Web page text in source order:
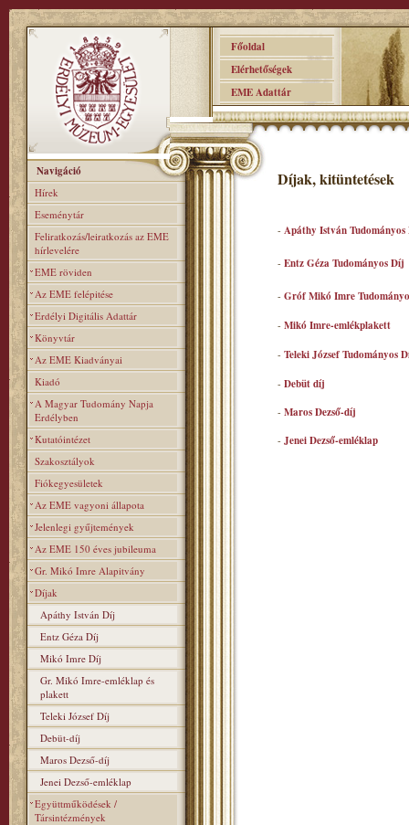
Főoldal
Elérhetőségek
EME Adattár
Navigáció
Hírek
Eseménytár
Feliratkozás/leiratkozás az EME
hírlevelére
EME röviden
Az EME felépitése
Erdélyi Digitális Adattár
Könyvtár
Az EME Kiadványai
Kiadó
A Magyar Tudomány Napja
Erdélyben
Kutatóintézet
Szakosztályok
Fiókegyesületek
Az EME vagyoni állapota
Jelenlegi gyűjtemények
Az EME 150 éves jubileuma
Gr. Mikó Imre Alapitvány
Díjak
Apáthy István Díj
Entz Géza Díj
Mikó Imre Díj
Gr. Mikó Imre-emléklap és
plakett
Teleki József Díj
Debüt-díj
Maros Dezső-díj
Jenei Dezső-emléklap
Együttműködések /
Társintézmények
Díjak, kitüntetések
- Apáthy István
- Entz Géza Tudományos Díj
- Gróf Mikó Imre
- Mikó Imre-emlékplakett
- Teleki József Tudományos
- Debüt díj
- Maros Dezső-díj
- Jenei Dezső-emléklap